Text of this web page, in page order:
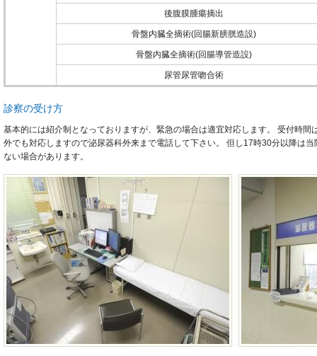
後腹膜腫瘍摘出
骨盤内臓全摘術(回腸新膀胱造設)
骨盤内臓全摘術(回腸導管造設)
尿管尿管吻合術
診察の受け方
基本的には紹介制となっておりますが、緊急の場合は適宜対応します。 受付時
外でも対応しますので泌尿器科外来まで電話して下さい。 但し17時30分以降は
ない場合があります。